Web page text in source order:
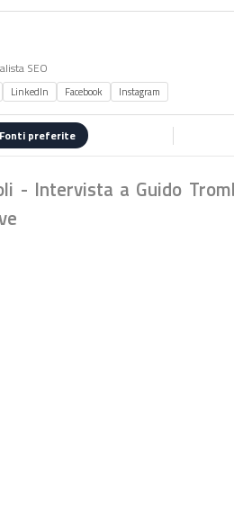
SEO
LinkedIn Facebook Instagram
preferite
- Intervista a Guido